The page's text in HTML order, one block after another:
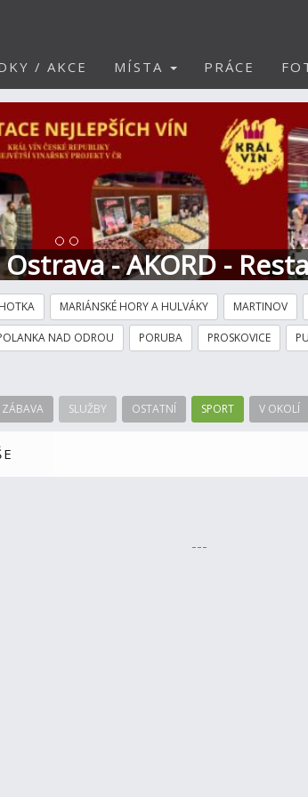
/ AKCE MÍSTA PRÁCE
- AKORD -
MARIÁNSKÉ HORY A HULVÁKY MARTINOV
NAD ODROU PORUBA PROSKOVICE
ZÁBAVA SLUŽBY OSTATNÍ SPORT V OKOLÍ
---